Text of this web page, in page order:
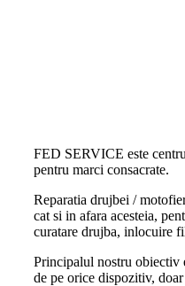
FED SERVICE este
pentru marci consacrate.
Reparatia drujbei /
cat si in afara acesteia,
curatare drujba, inlocuire
Principalul nostru obiectiv
de pe orice dispozitiv,